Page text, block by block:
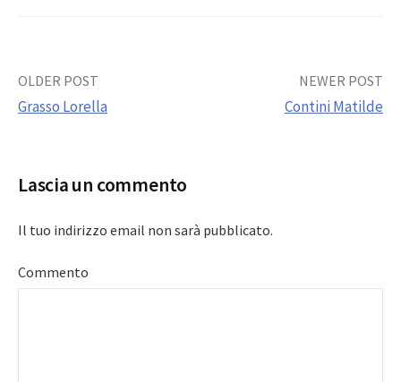
Post
OLDER POST
Grasso Lorella
NEWER POST
Contini Matilde
Lascia un commento
Il tuo indirizzo email non sarà pubblicato.
Commento